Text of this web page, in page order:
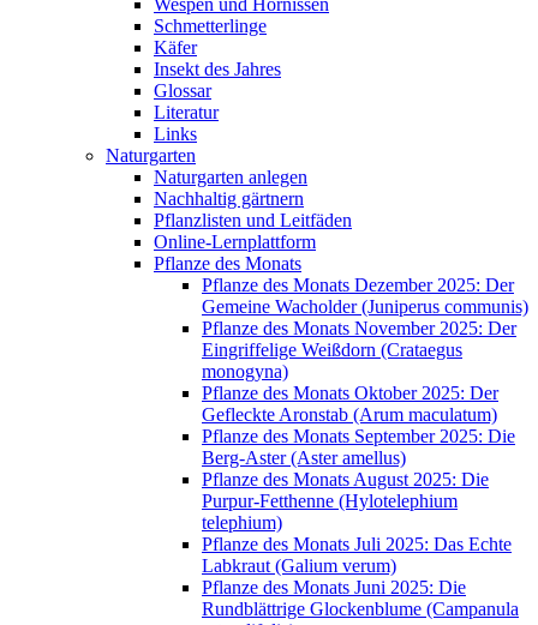
Wespen und Hornissen
Schmetterlinge
Käfer
Insekt des Jahres
Glossar
Literatur
Links
Naturgarten
Naturgarten anlegen
Nachhaltig gärtnern
Pflanzlisten und Leitfäden
Online-Lernplattform
Pflanze des Monats
Pflanze des Monats Dezember 2025: Der
Gemeine Wacholder (Juniperus communis)
Pflanze des Monats November 2025: Der
Eingriffelige Weißdorn (Crataegus
monogyna)
Pflanze des Monats Oktober 2025: Der
Gefleckte Aronstab (Arum maculatum)
Pflanze des Monats September 2025: Die
Berg-Aster (Aster amellus)
Pflanze des Monats August 2025: Die
Purpur-Fetthenne (Hylotelephium
telephium)
Pflanze des Monats Juli 2025: Das Echte
Labkraut (Galium verum)
Pflanze des Monats Juni 2025: Die
Rundblättrige Glockenblume (Campanula